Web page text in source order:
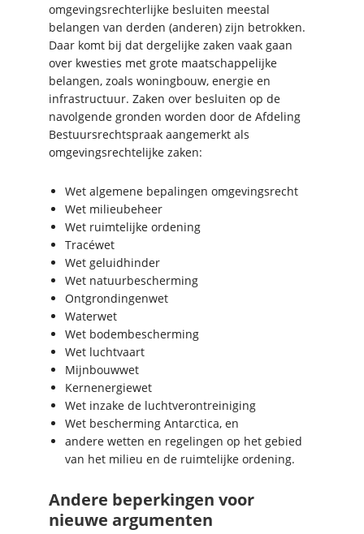
omgevingsrechterlijke besluiten meestal
belangen van derden (anderen) zijn betrokken.
Daar komt bij dat dergelijke zaken vaak gaan
over kwesties met grote maatschappelijke
belangen, zoals woningbouw, energie en
infrastructuur. Zaken over besluiten op de
navolgende gronden worden door de Afdeling
Bestuursrechtspraak aangemerkt als
omgevingsrechtelijke zaken:
Wet algemene bepalingen omgevingsrecht
Wet milieubeheer
Wet ruimtelijke ordening
Tracéwet
Wet geluidhinder
Wet natuurbescherming
Ontgrondingenwet
Waterwet
Wet bodembescherming
Wet luchtvaart
Mijnbouwwet
Kernenergiewet
Wet inzake de luchtverontreiniging
Wet bescherming Antarctica, en
andere wetten en regelingen op het gebied
van het milieu en de ruimtelijke ordening.
Andere beperkingen voor
nieuwe argumenten